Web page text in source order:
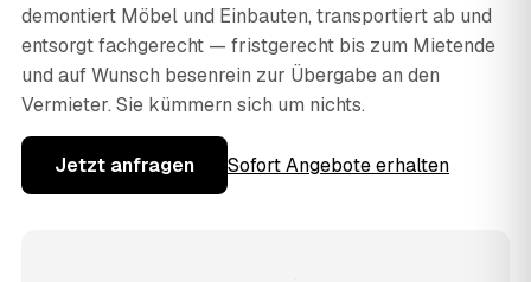
demontiert Möbel und Einbauten, transportiert ab und
entsorgt fachgerecht — fristgerecht bis zum Mietende
und auf Wunsch besenrein zur Übergabe an den
Vermieter. Sie kümmern sich um nichts.
Jetzt anfragen Sofort Angebote erhalten